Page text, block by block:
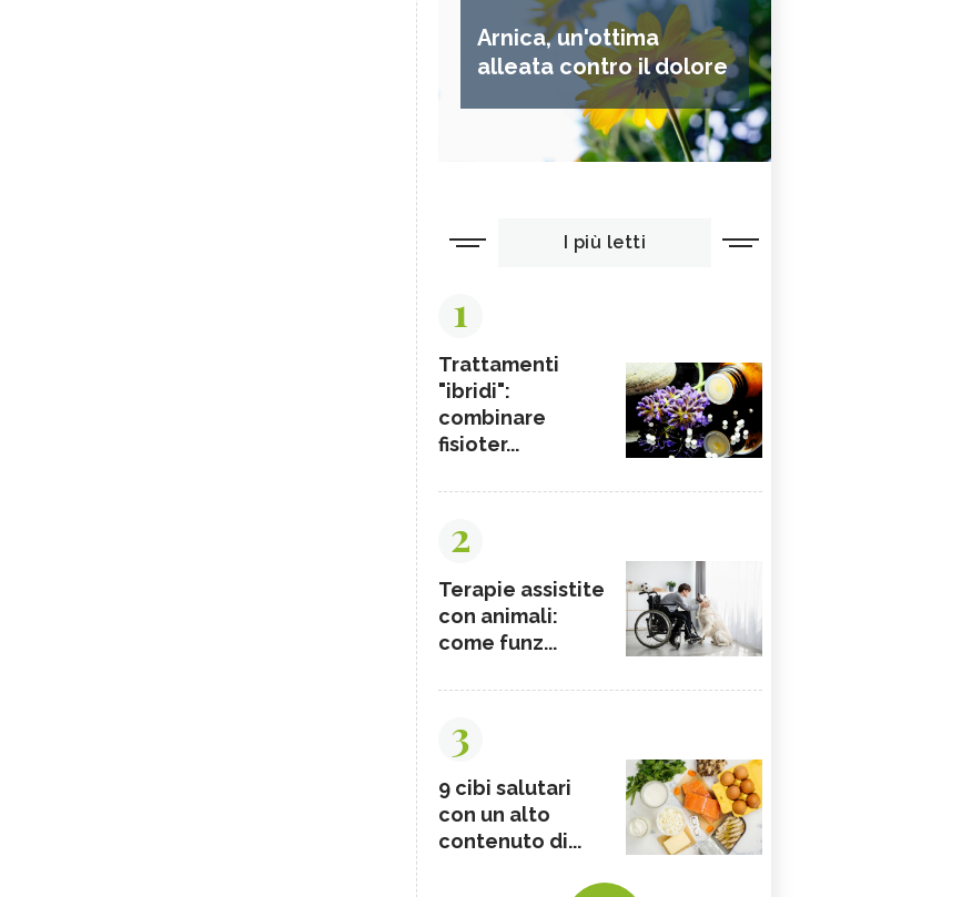
Arnica, un'ottima
alleata contro il dolore
I più letti
1
Trattamenti
"ibridi":
combinare
fisioter...
2
Terapie assistite
con animali:
come funz...
3
9 cibi salutari
con un alto
contenuto di...